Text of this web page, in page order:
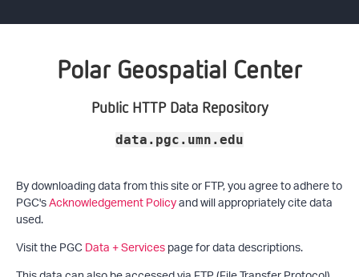
Polar Geospatial Center
Public HTTP Data Repository
data.pgc.umn.edu
By downloading data from this site or FTP, you agree to adhere to
PGC'sAcknowledgement Policyand will appropriately cite data
used.
Visit the PGCData + Servicespage for data descriptions.